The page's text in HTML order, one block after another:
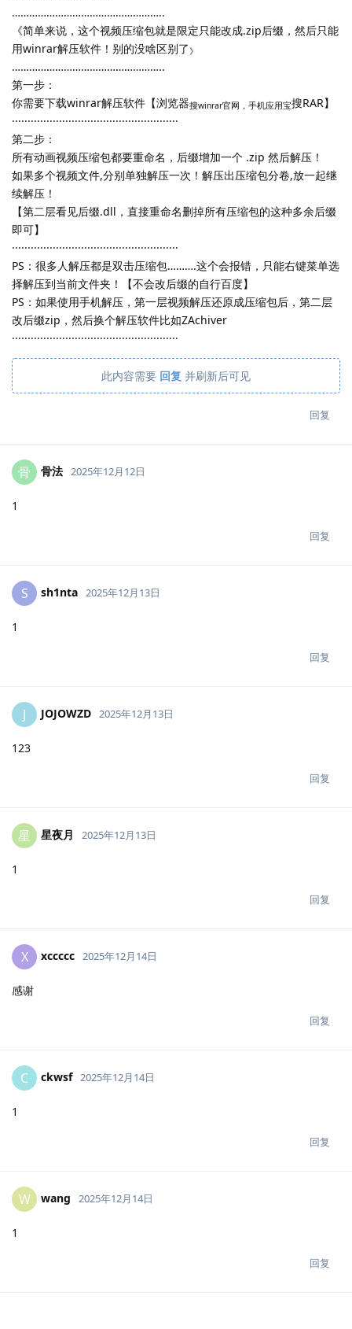
……………………………………………..
《简单来说，这个视频压缩包就是限定只能改成.zip后缀，然后只能
用winrar解压软件！别的没啥区别了》
……………………………………………..
第一步：
你需要下载winrar解压软件【浏览器搜winrar官网，手机应用宝搜RAR】
·····················································
第二步：
所有动画视频压缩包都要重命名，后缀增加一个 .zip 然后解压！
如果多个视频文件,分别单独解压一次！解压出压缩包分卷,放一起继
续解压！
【第二层看见后缀.dll，直接重命名删掉所有压缩包的这种多余后缀
即可】
·····················································
PS：很多人解压都是双击压缩包……….这个会报错，只能右键菜单选
择解压到当前文件夹！【不会改后缀的自行百度】
PS：如果使用手机解压，第一层视频解压还原成压缩包后，第二层
改后缀zip，然后换个解压软件比如ZAchiver
·····················································
此内容需要 回复 并刷新后可见
回复
骨 骨法 2025年12月12日
1
回复
S sh1nta 2025年12月13日
1
回复
J JOJOWZD 2025年12月13日
123
回复
星 星夜月 2025年12月13日
1
回复
X xccccc 2025年12月14日
感谢
回复
C ckwsf 2025年12月14日
1
回复
W wang 2025年12月14日
1
回复